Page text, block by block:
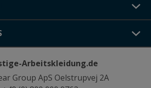
Arbeitskleidung.de
Group ApS Oelstrupvej 2A